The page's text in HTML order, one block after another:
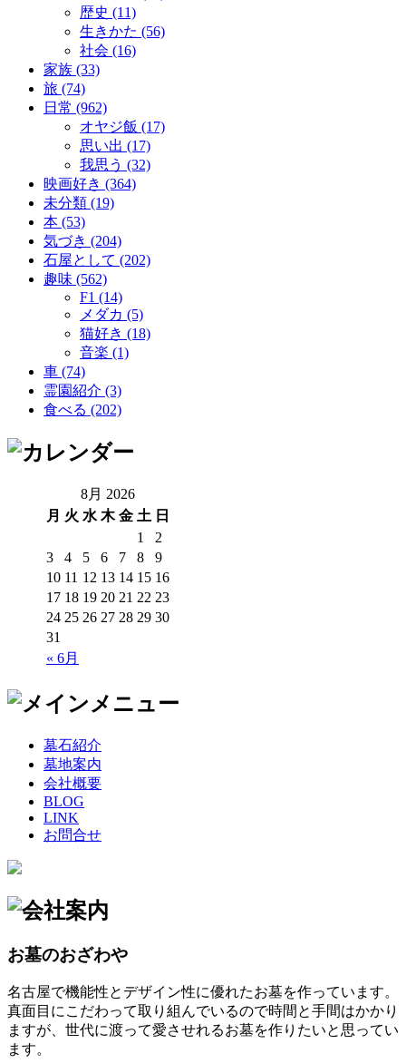
歴史 (11)
生きかた (56)
社会 (16)
家族 (33)
旅 (74)
日常 (962)
オヤジ飯 (17)
思い出 (17)
我思う (32)
映画好き (364)
未分類 (19)
本 (53)
気づき (204)
石屋として (202)
趣味 (562)
F1 (14)
メダカ (5)
猫好き (18)
音楽 (1)
車 (74)
霊園紹介 (3)
食べる (202)
8月 2026
月 火 水 木 金 土 日
« 6月
1
2
3
4 5 6 7 8
9
10 11 12 13 14 15 16
17 18 19 20 21 22 23
24 25 26 27 28 29 30
31
墓石紹介
墓地案内
会社概要
BLOG
LINK
お問合せ
お墓のおざわや
名古屋で機能性とデザイン性に優れたお墓を作っています。
真面目にこだわって取り組んでいるので時間と手間はかかり
ますが、世代に渡って愛させれるお墓を作りたいと思ってい
ます。